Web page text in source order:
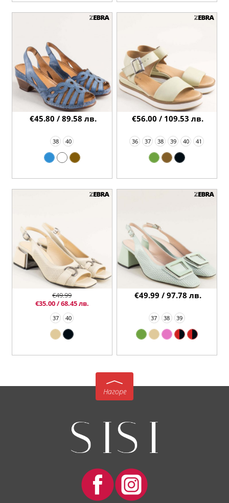
38 40
€45.80 / 89.58 лв.
36 37 38 39 40 41
€56.00 / 109.53 лв.
37 40
€49.99
€35.00 / 68.45 лв.
37 38 39
€49.99 / 97.78 лв.
Нагоре